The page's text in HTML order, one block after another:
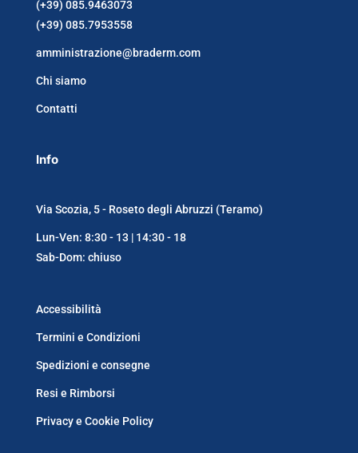
(+39) 085.9463073
(+39) 085.7953558
amministrazione@braderm.com
Chi siamo
Contatti
Info
Via Scozia, 5 - Roseto degli Abruzzi (Teramo)
Lun-Ven: 8:30 - 13 | 14:30 - 18
Sab-Dom: chiuso
Accessibilità
Termini e Condizioni
Spedizioni e consegne
Resi e Rimborsi
Privacy e Cookie Policy